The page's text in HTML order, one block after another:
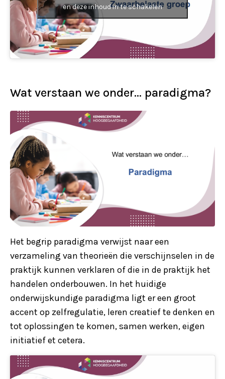
en deze inhoud in te schakelen
Wat verstaan we onder… paradigma?
Het begrip paradigma verwijst naar een
verzameling van theorieën die verschijnselen in de
praktijk kunnen verklaren of die in de praktijk het
handelen onderbouwen. In het huidige
onderwijskundige paradigma ligt er een groot
accent op zelfregulatie, leren creatief te denken en
tot oplossingen te komen, samen werken, eigen
initiatief et cetera.